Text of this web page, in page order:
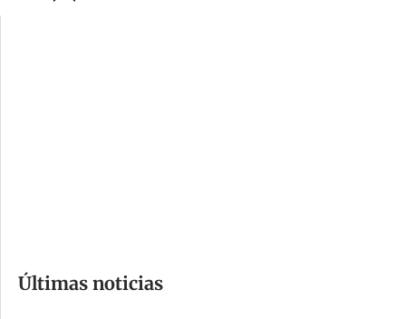
m
Últimas noticias